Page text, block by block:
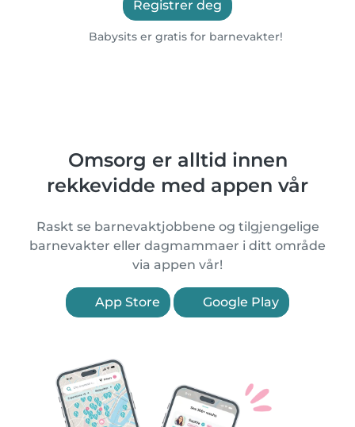
Registrer deg
Babysits er gratis for barnevakter!
Omsorg er alltid innen
rekkevidde med appen vår
Raskt se barnevaktjobbene og tilgjengelige
barnevakter eller dagmammaer i ditt område
via appen vår!
App Store Google Play